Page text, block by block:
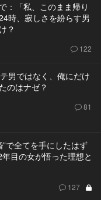
：「私、このまま帰り
時、寂しさを紛らす男
？
122
男ではなく、俺にだけ
のはナゼ？
81
で全てを手にしたはず
目の女が悟った理想と
127